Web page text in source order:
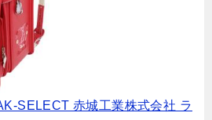
SELECT 赤城工業株式会社 ラ